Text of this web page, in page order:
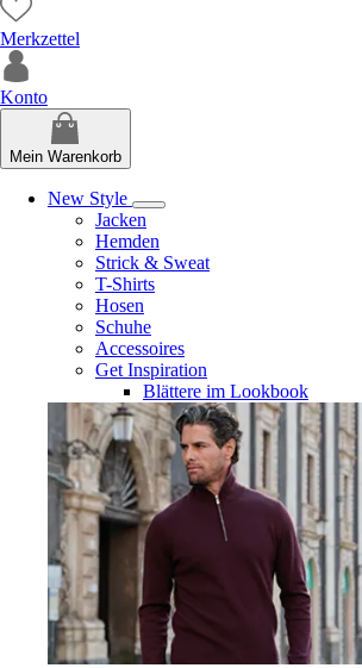
Merkzettel
Konto
Mein Warenkorb
New Style
Jacken
Hemden
Strick & Sweat
T-Shirts
Hosen
Schuhe
Accessoires
Get Inspiration
Blättere im Lookbook